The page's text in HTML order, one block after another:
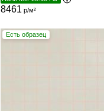
8461 р/м²
Есть образец